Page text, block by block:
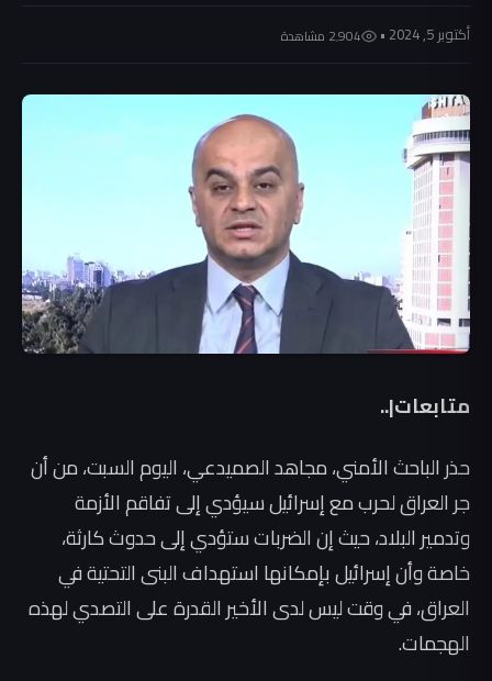
أكتوبر 5, 2024 • 2٬904 مشاهدة
متابعات|..
حذر الباحث الأمني، مجاهد الصميدعي، اليوم السبت، من أن
جر العراق لحرب مع إسرائيل سيؤدي إلى تفاقم الأزمة
وتدمير البلاد، حيث إن الضربات ستؤدي إلى حدوث كارثة،
خاصة وأن إسرائيل بإمكانها استهداف البنى التحتية في
العراق، في وقت ليس لدى الأخير القدرة على التصدي لهذه
الهجمات.